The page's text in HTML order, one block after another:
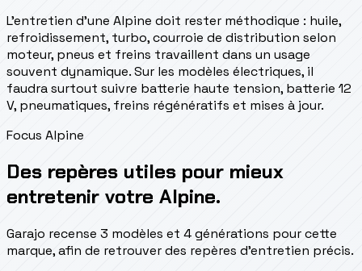
L'entretien d'une Alpine doit rester méthodique : huile,
refroidissement, turbo, courroie de distribution selon
moteur, pneus et freins travaillent dans un usage
souvent dynamique. Sur les modèles électriques, il
faudra surtout suivre batterie haute tension, batterie 12
V, pneumatiques, freins régénératifs et mises à jour.
Focus Alpine
Des repères utiles pour mieux
entretenir votre Alpine.
Garajo recense 3 modèles et 4 générations pour cette
marque, afin de retrouver des repères d'entretien précis.